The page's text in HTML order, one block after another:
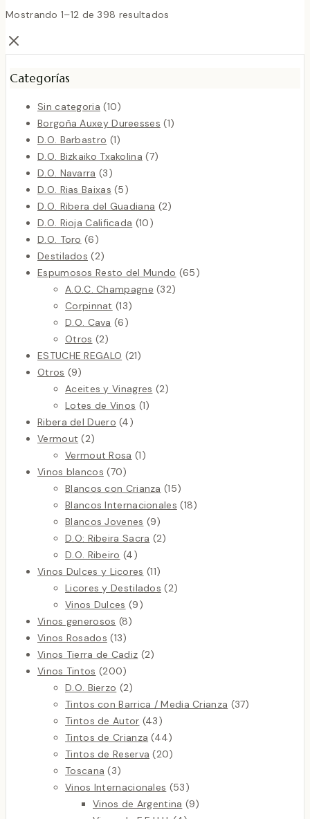
Mostrando 1–12 de 398 resultados
Categorías
Sin categoria 1010
productos
Borgoña Auxey Dureesses 11
D.O. Barbastro 11
producto
D.O. Bizkaiko Txakolina 77
D.O. Navarra 33
productos
D.O. Rias Baixas 55
productos
D.O. Ribera del Guadiana 22
D.O. Rioja Calificada 1010
D.O. Toro 66
productos
Destilados 22
productos
Espumosos Resto del Mundo 6565
A.O.C. Champagne 3232
Corpinnat 1313
productos
D.O. Cava 66
Otros 22
productos
ESTUCHE REGALO 2121
Otros 99
productos
Aceites y Vinagres 22
Lotes de Vinos 11
Ribera del Duero 44
Vermout 22
productos
Vermout Rosa 11
Vinos blancos 7070
productos
Blancos con Crianza 1515
productos
Blancos Internacionales 1818
Blancos Jovenes 99
productos
D.O: Ribeira Sacra 22
D.O. Ribeiro 44
productos
Vinos Dulces y Licores 1111
productos
Licores y Destilados 22
Vinos Dulces 99
Vinos generosos 88
Vinos Rosados 1313
productos
Vinos Tierra de Cadiz 22
Vinos Tintos 200200
productos
D.O. Bierzo 22
productos
Tintos con Barrica / Media Crianza 3737
Tintos de Autor 4343
productos
Tintos de Crianza 4444
productos
Tintos de Reserva 2020
Toscana 33
productos
Vinos Internacionales 5353
productos
Vinos de Argentina 99